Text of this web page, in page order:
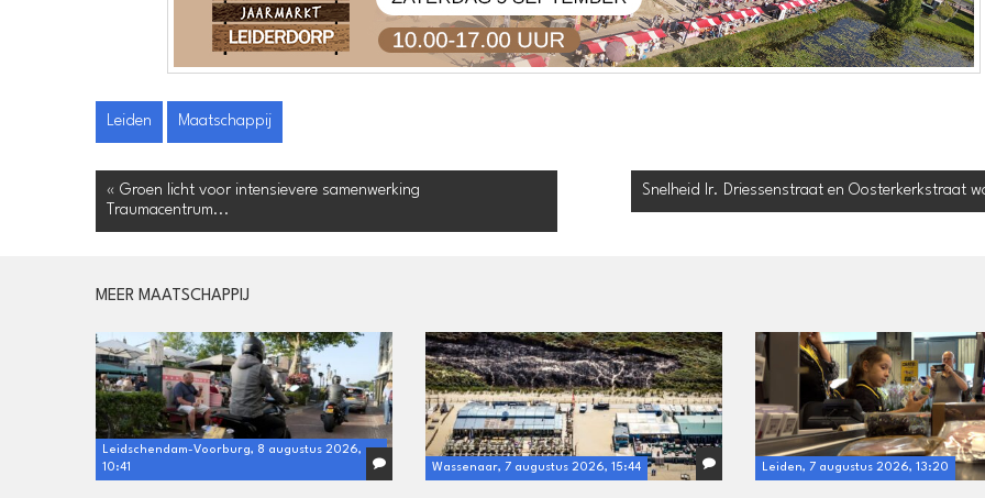
of
Leiden Maatschappij
« Groen licht voor intensievere samenwerking
Traumacentrum...
Snelheid Ir. Driessenstraat en Oosterkerkstraat
MEER MAATSCHAPPIJ
Leidschendam-Voorburg, 8 augustus 2026,
10:41
Wassenaar, 7 augustus 2026, 15:44 Leiden, 7 augustus 2026, 13:20